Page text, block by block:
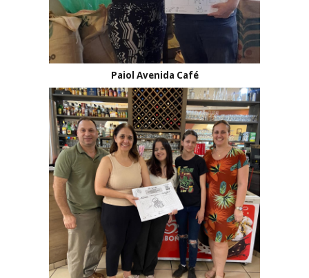
Paiol Avenida Café